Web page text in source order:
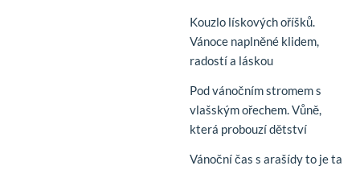
Kouzlo lískových oříšků.
Vánoce naplněné klidem,
radostí a láskou
Pod vánočním stromem s
vlašským ořechem. Vůně,
která probouzí dětství
Vánoční čas s arašídy to je ta